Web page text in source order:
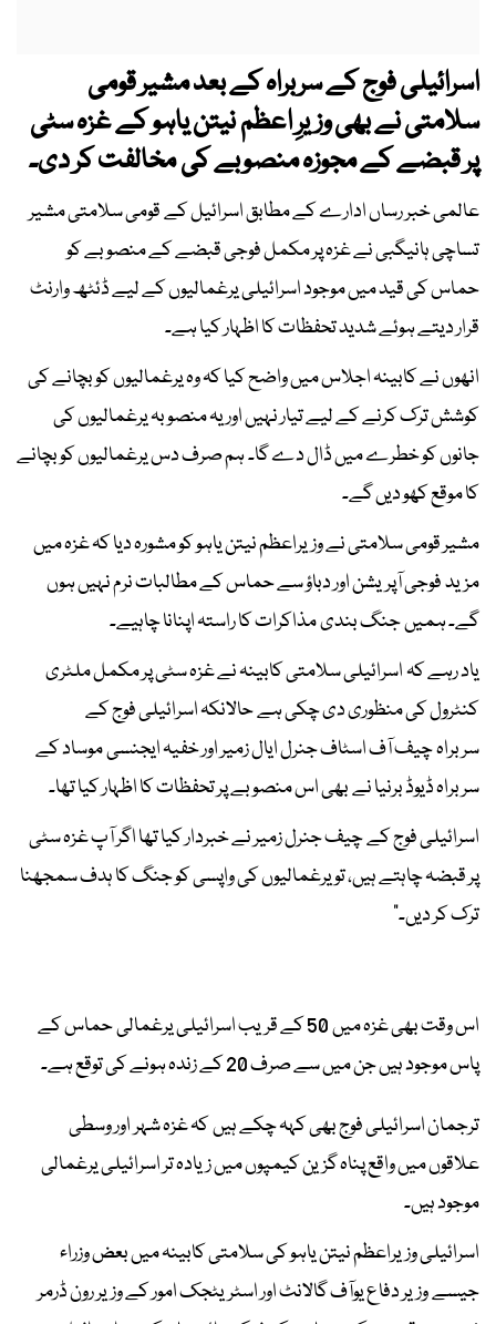
اسرائیلی فوج کے سربراہ کے بعد مشیر قومی
سلامتی نے بھی وزیرِ اعظم نیتن یاہو کے غزہ سٹی
پر قبضے کے مجوزہ منصوبے کی مخالفت کر دی۔
عالمی خبر رساں ادارے کے مطابق اسرائیل کے قومی سلامتی مشیر
تساچی ہانیگبی نے غزہ پر مکمل فوجی قبضے کے منصوبے کو
حماس کی قید میں موجود اسرائیلی یرغمالیوں کے لیے ڈئٹھ وارنٹ
قرار دیتے ہوئے شدید تحفظات کا اظہار کیا ہے۔
انھوں نے کابینہ اجلاس میں واضح کیا کہ وہ یرغمالیوں کو بچانے کی
کوشش ترک کرنے کے لیے تیار نہیں اور یہ منصوبہ یرغمالیوں کی
جانوں کو خطرے میں ڈال دے گا۔ ہم صرف دس یرغمالیوں کو بچانے
کا موقع کھو دیں گے۔
مشیر قومی سلامتی نے وزیراعظم نیتن یاہو کو مشورہ دیا کہ غزہ میں
مزید فوجی آپریشن اور دباؤ سے حماس کے مطالبات نرم نہیں ہوں
گے۔ ہمیں جنگ بندی مذاکرات کا راستہ اپنانا چاہیے۔
یاد رہے کہ اسرائیلی سلامتی کابینہ نے غزہ سٹی پر مکمل ملٹری
کنٹرول کی منظوری دی چکی ہے حالانکہ اسرائیلی فوج کے
سربراہ چیف آف اسٹاف جنرل ایال زمیر اور خفیہ ایجنسی موساد کے
سربراہ ڈیوڈ برنیا نے بھی اس منصوبے پر تحفظات کا اظہار کیا تھا۔
اسرائیلی فوج کے چیف جنرل زمیر نے خبردار کیا تھا اگر آپ غزہ سٹی
پر قبضہ چاہتے ہیں، تو یرغمالیوں کی واپسی کو جنگ کا ہدف سمجھنا
ترک کر دیں۔"
اس وقت بھی غزہ میں 50 کے قریب اسرائیلی یرغمالی حماس کے
پاس موجود ہیں جن میں سے صرف 20 کے زندہ ہونے کی توقع ہے۔
ترجمان اسرائیلی فوج بھی کہہ چکے ہیں کہ غزہ شہر اور وسطی
علاقوں میں واقع پناہ گزین کیمپوں میں زیادہ تر اسرائیلی یرغمالی
موجود ہیں۔
اسرائیلی وزیراعظم نیتن یاہو کی سلامتی کابینہ میں بعض وزراء
جیسے وزیر دفاع یوآف گالانٹ اور اسٹریٹجک امور کے وزیر رون ڈرمر